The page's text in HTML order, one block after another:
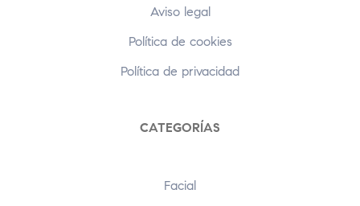
Aviso legal
Política de cookies
Política de privacidad
CATEGORÍAS
Facial